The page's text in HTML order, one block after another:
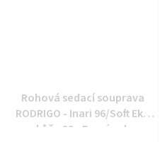
Rohová sedací souprava
RODRIGO - Inari 96/Soft Eko
kůže 29 - Pravý roh